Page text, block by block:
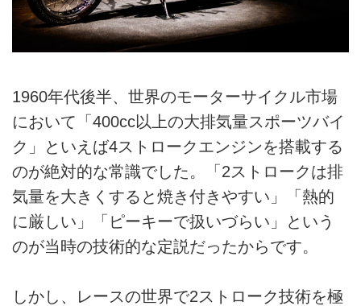
1960年代後半、世界のモーターサイクル市場
において「400cc以上の大排気量スポーツバイ
ク」といえば4ストロークエンジンを搭載する
のが絶対的な常識でした。「2ストロークは排
気量を大きくすると焼き付きやすい」「熱的
に厳しい」「ピーキーで扱いづらい」という
のが当時の技術的な定説だったからです。
しかし、レースの世界で2ストローク技術を極